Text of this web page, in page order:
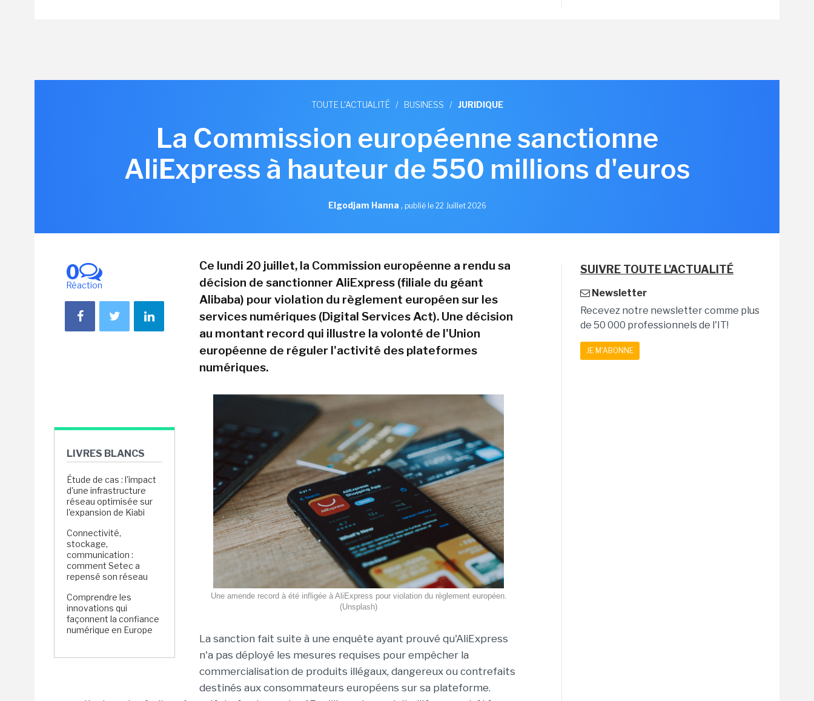
TOUTE L'ACTUALITÉ / BUSINESS / JURIDIQUE
La Commission européenne sanctionne
AliExpress à hauteur de 550 millions d'euros
Elgodjam Hanna , publié le 22 Juillet 2026
0
Réaction
LIVRES BLANCS
Étude de cas : l'impact
d'une infrastructure
réseau optimisée sur
l'expansion de Kiabi
Connectivité,
stockage,
communication :
comment Setec a
repensé son réseau
Comprendre les
innovations qui
façonnent la confiance
numérique en Europe
Ce lundi 20 juillet, la Commission européenne a rendu sa
décision de sanctionner AliExpress (filiale du géant
Alibaba) pour violation du règlement européen sur les
services numériques (Digital Services Act). Une décision
au montant record qui illustre la volonté de l'Union
européenne de réguler l'activité des plateformes
numériques.
Une amende record à été infligée à AliExpress pour violation du règlement européen.
(Unsplash)
La sanction fait suite à une enquête ayant prouvé qu'AliExpress
n'a pas déployé les mesures requises pour empêcher la
commercialisation de produits illégaux, dangereux ou contrefaits
destinés aux consommateurs européens sur sa plateforme.
SUIVRE TOUTE L'ACTUALITÉ
Newsletter
Recevez notre newsletter comme plus
de 50 000 professionnels de l'IT!
JE M'ABONNE